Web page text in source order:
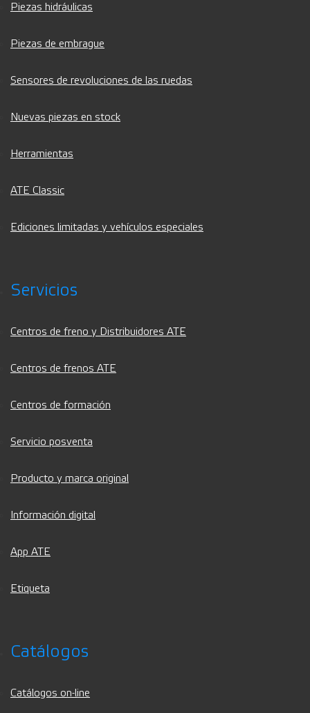
Piezas hidráulicas
Piezas de embrague
Sensores de revoluciones de las ruedas
Nuevas piezas en stock
Herramientas
ATE Classic
Ediciones limitadas y vehículos especiales
Servicios
Centros de freno y Distribuidores ATE
Centros de frenos ATE
Centros de formación
Servicio posventa
Producto y marca original
Información digital
App ATE
Etiqueta
Catálogos
Catálogos on-line